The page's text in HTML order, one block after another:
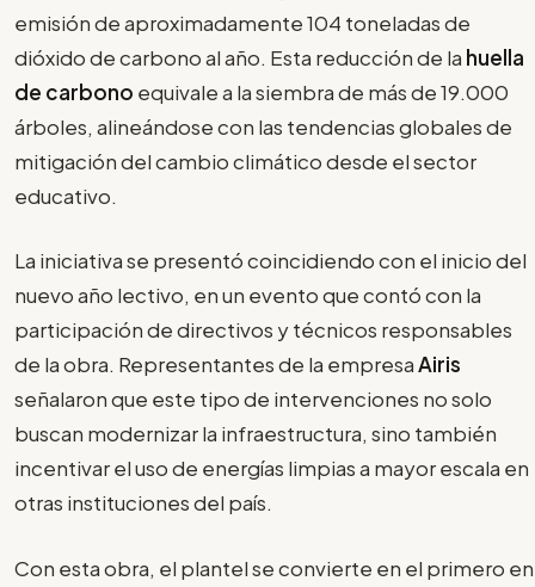
emisión de aproximadamente 104 toneladas de
dióxido de carbono al año. Esta reducción de la huella
de carbono equivale a la siembra de más de 19.000
árboles, alineándose con las tendencias globales de
mitigación del cambio climático desde el sector
educativo.
La iniciativa se presentó coincidiendo con el inicio del
nuevo año lectivo, en un evento que contó con la
participación de directivos y técnicos responsables
de la obra. Representantes de la empresaAiris
señalaron que este tipo de intervenciones no solo
buscan modernizar la infraestructura, sino también
incentivar el uso de energías limpias a mayor escala en
otras instituciones del país.
Con esta obra, el plantel se convierte en el primero en